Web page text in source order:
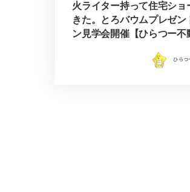
火ライター持って住宅ショ
きた。とろバウムプレゼン
ン見学会開催【ひらつー不
ひらつ